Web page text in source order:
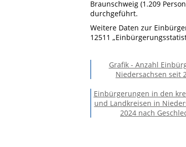
Braunschweig (1.209
durchgeführt.
Weitere Daten zur
12511 „
Grafik - Anzahl
Niedersachsen seit
Einbürgerungen in den
und Landkreisen in
2024 nach